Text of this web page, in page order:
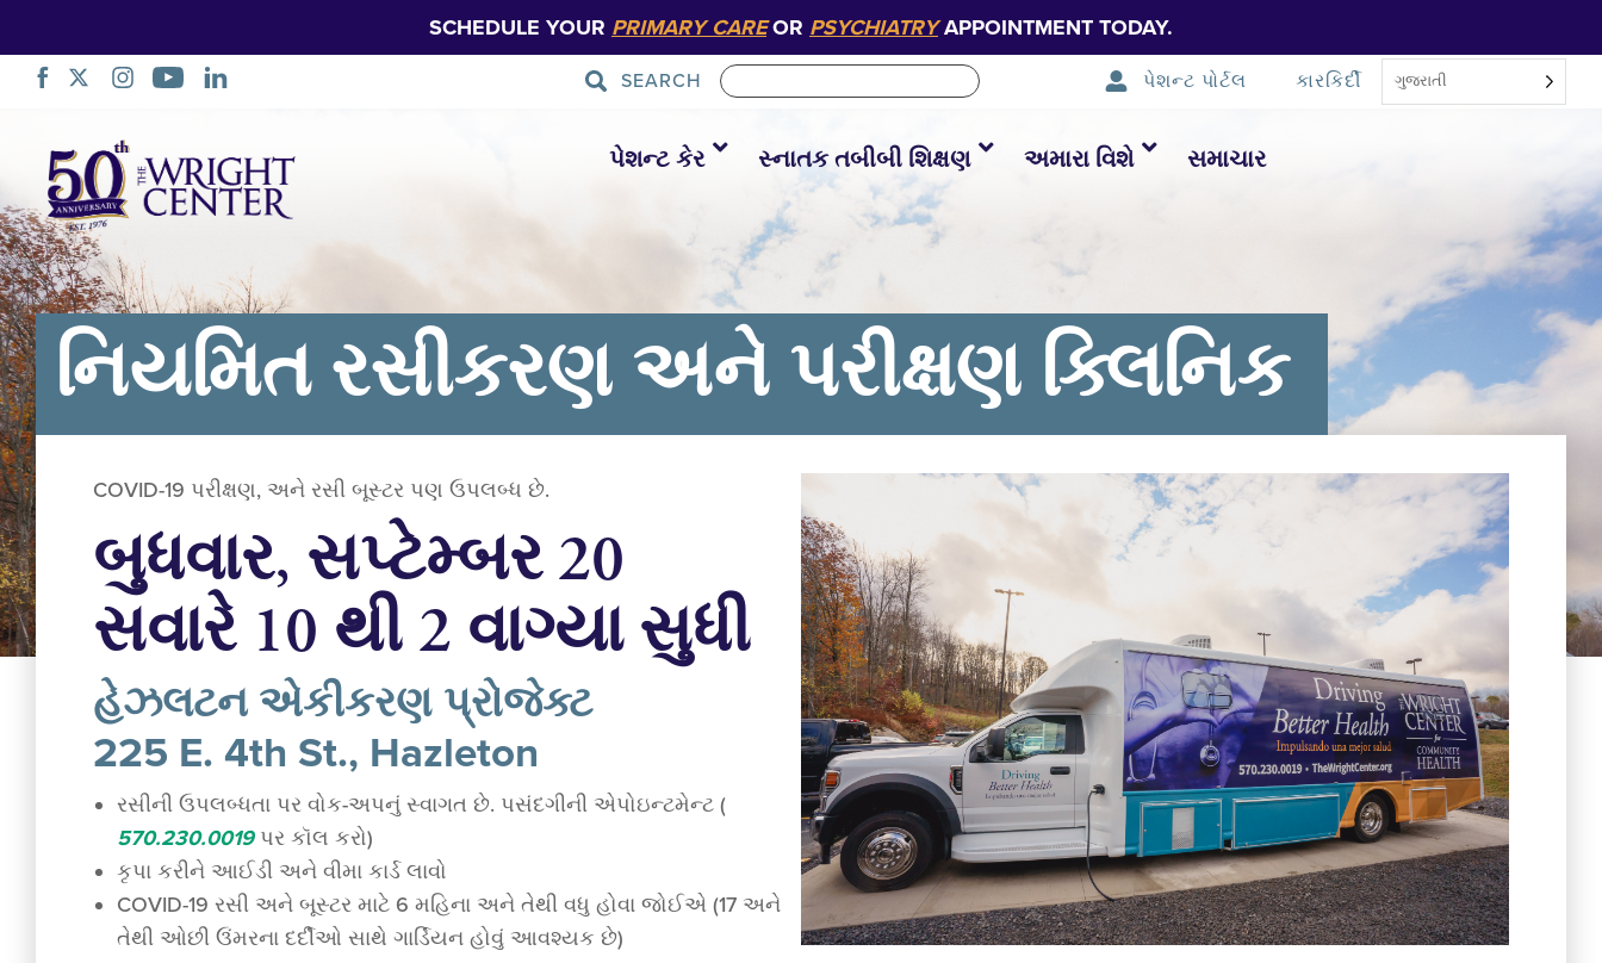
SCHEDULE YOUR PRIMARY CAREOR PSYCHIATRYAPPOINTMENT TODAY.
SEARCH પેશન્ટ પોર્ટલ કારકિર્દી ગુજરાતી
નેવિગેશન
છોડો
પેશન્ટ કેર સ્નાતક તબીબી શિક્ષણ અમારા વિશે સમાચાર
નિયમિત રસીકરણ અને પરીક્ષણ ક્લિનિક
COVID-19 પરીક્ષણ, અને રસી બૂસ્ટર પણ ઉપલબ્ધ છે.
બુધવાર, સપ્ટેમ્બર 20
સવારે 10 થી 2 વાગ્યા સુધી
હેઝલટન એકીકરણ પ્રોજેક્ટ
225 E. 4th St., Hazleton
રસીની ઉપલબ્ધતા પર વોક-અપનું સ્વાગત છે. પસંદગીની એપોઇન્ટમેન્ટ (
570.230.0019પર કૉલ કરો)
કૃપા કરીને આઈડી અને વીમા કાર્ડ લાવો
COVID-19 રસી અને બૂસ્ટર માટે 6 મહિના અને તેથી વધુ હોવા જોઈએ (17 અને
તેથી ઓછી ઉંમરના દર્દીઓ સાથે ગાર્ડિયન હોવું આવશ્યક છે)